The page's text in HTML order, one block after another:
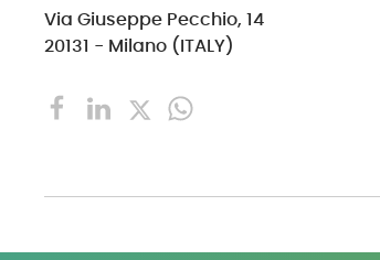
Via Giuseppe Pecchio, 14
20131 - Milano (ITALY)